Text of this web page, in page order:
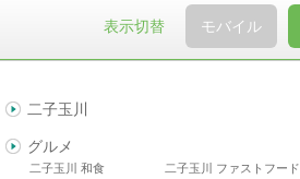
表示切替 モバイル
二子玉川
グルメ
二子玉川 和食
二子玉川 ファストフード